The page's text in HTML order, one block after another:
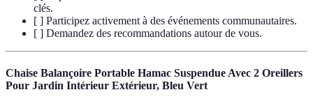
clés.
[ ] Participez activement à des événements communautaires.
[ ] Demandez des recommandations autour de vous.
Chaise Balançoire Portable Hamac Suspendue Avec 2 Oreillers
Pour Jardin Intérieur Extérieur, Bleu Vert